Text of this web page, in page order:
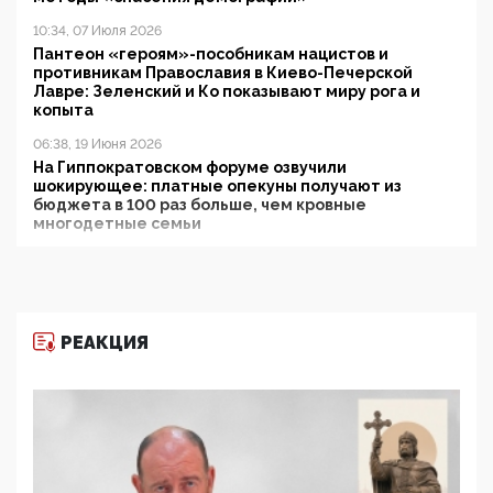
10:34, 07 Июля 2026
Пантеон «героям»-пособникам нацистов и
противникам Православия в Киево-Печерской
Лавре: Зеленский и Ко показывают миру рога и
копыта
06:38, 19 Июня 2026
На Гиппократовском форуме озвучили
шокирующее: платные опекуны получают из
бюджета в 100 раз больше, чем кровные
многодетные семьи
11:53, 09 Июня 2026
деятельность ИИТО ЮНЕСКО в России, но
цифроглобалисты продолжают определять
повестку в образовании
09:43, 01 Июня 2026
5G за счет здоровья граждан: Минцифры намерено
РЕАКЦИЯ